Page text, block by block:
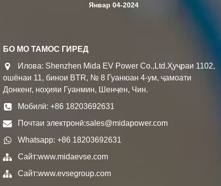
Январ 04-2024
БО МО ТАМОС ГИРЕД
Илова: Shenzhen Mida EV Power Co.,Ltd.Ҳуҷраи 1102,
ошёнаи 11, бинои BTR, № 8 Гуанюан 4-ум, ҷамоати
Донкенг, ноҳияи Гуанмин, Шенҷен, Чин.
Мобилӣ: +86 18203692631
Почтаи электронӣ:sales@midapower.com
Whatsapp: +86 18203692631
Сайт:www.midaevse.com
Сайт:www.evsegroup.com